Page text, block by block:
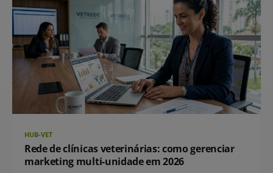
HUB-VET
Rede de clínicas veterinárias: como gerenciar
marketing multi-unidade em 2026